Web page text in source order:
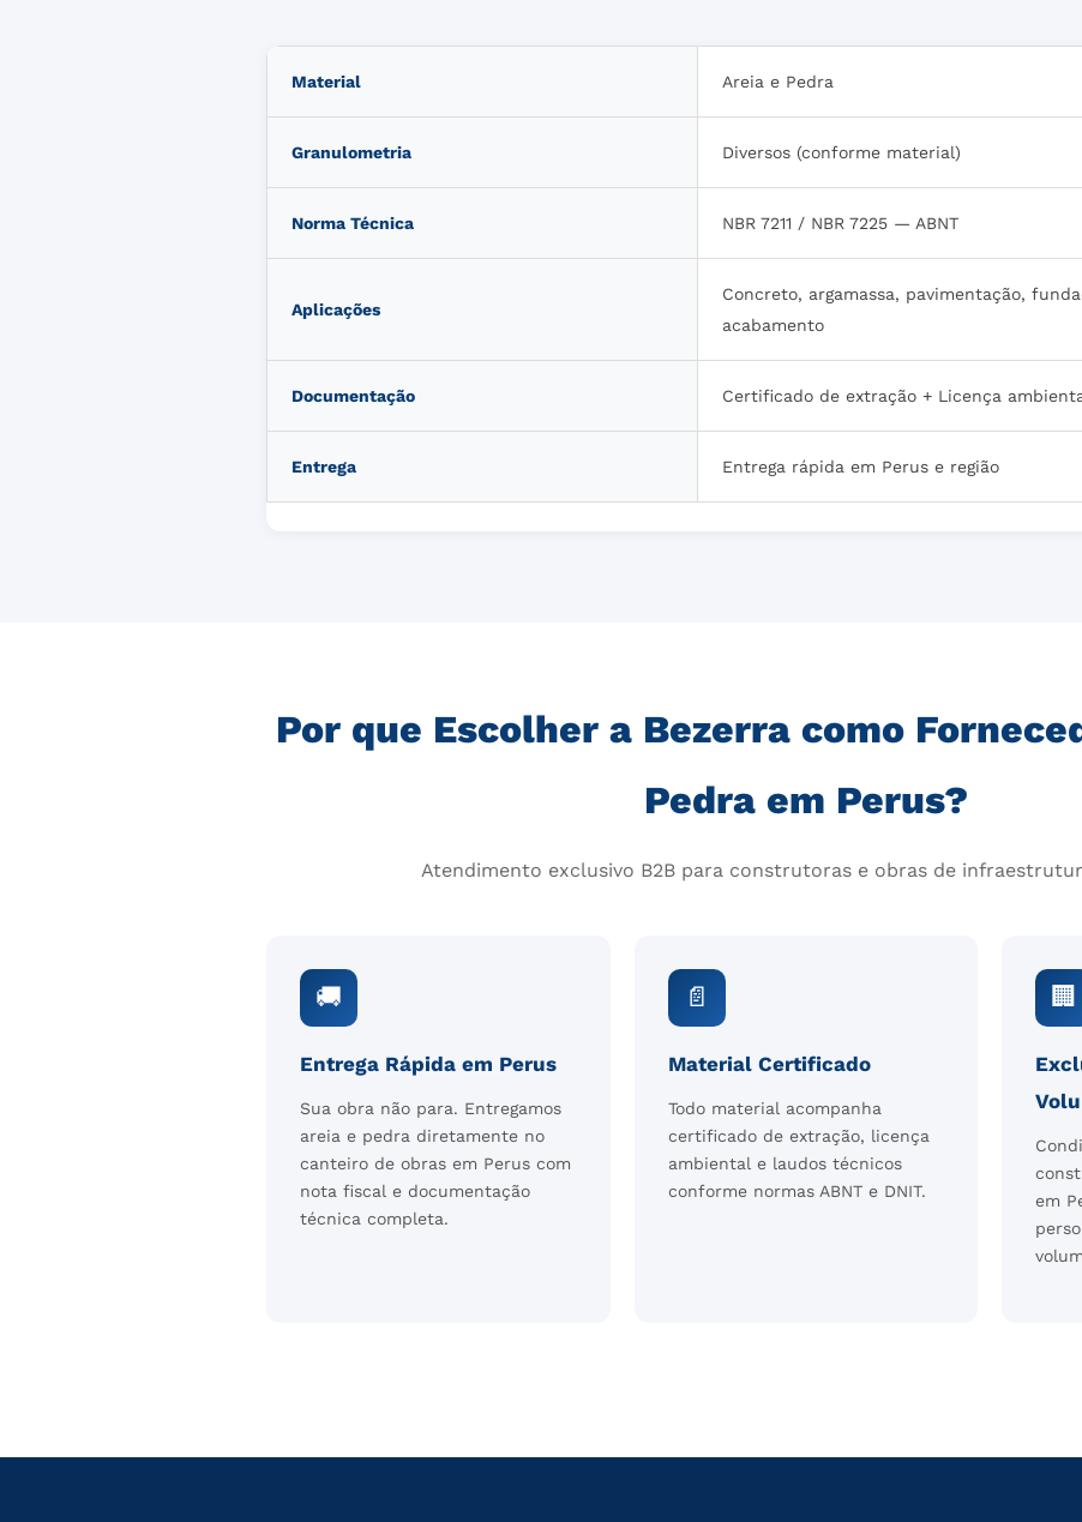
Material Areia e Pedra
Granulometria Diversos (conforme material)
Norma Técnica NBR 7211 / NBR 7225 — ABNT
Aplicações
Concreto, argamassa, pavimentação,
acabamento
Documentação Certificado de extração + Licença
Entrega Entrega rápida em Perus e região
Por que Escolher a Bezerra como
Pedra em Perus?
Atendimento exclusivo B2B para construtoras e obras de
🚚
Entrega Rápida em Perus
Sua obra não para. Entregamos
areia e pedra diretamente no
canteiro de obras em Perus com
nota fiscal e documentação
técnica completa.
📄
Material Certificado
Todo material acompanha
certificado de extração, licença
ambiental e laudos técnicos
conforme normas ABNT e DNIT.
🏢
em